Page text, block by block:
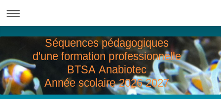
Séquences pédagogiques
d'une formation professionnelle
BTSA Anabiotec
Année scolaire 2026 2027